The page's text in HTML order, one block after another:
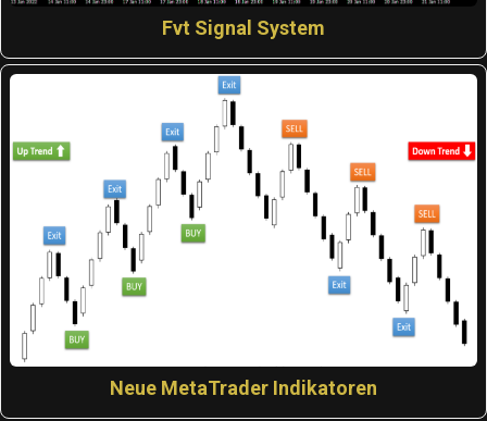
Fvt Signal System
Neue MetaTrader Indikatoren